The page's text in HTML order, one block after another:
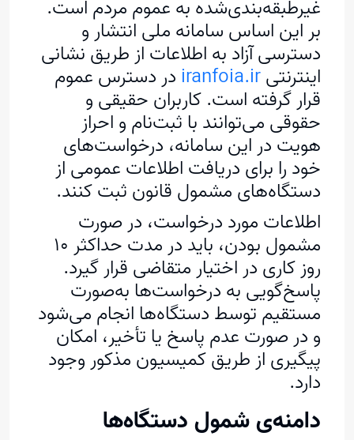
غیرطبقه‌بندی‌شده به عموم مردم است.
بر این اساس سامانه‌ ملی انتشار و
دسترسی آزاد به اطلاعات از طریق نشانی
اینترنتیiranfoia.ir در دسترس عموم
قرار گرفته است. کاربران حقیقی و
حقوقی می‌توانند با ثبت‌نام و احراز
هویت در این سامانه، درخواست‌های
خود را برای دریافت اطلاعات عمومی از
دستگاه‌های مشمول قانون ثبت کنند.
اطلاعات مورد درخواست، در صورت
مشمول بودن، باید در مدت حداکثر ۱۰
روز کاری در اختیار متقاضی قرار گیرد.
پاسخ‌گویی به درخواست‌ها به‌صورت
مستقیم توسط دستگاه‌ها انجام می‌شود
و در صورت عدم پاسخ یا تأخیر، امکان
پیگیری از طریق کمیسیون مذکور وجود
دارد.
دامنه‌ی شمول دستگاه‌ها